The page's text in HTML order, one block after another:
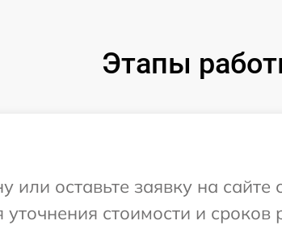
Этапы
или оставьте заявку на
стоимости и